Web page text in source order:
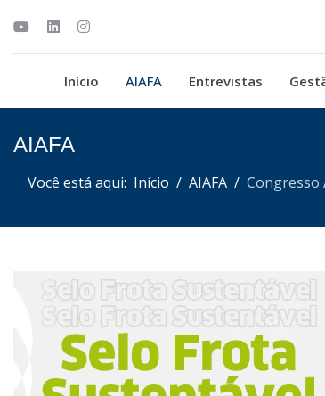
Início AIAFA Entrevistas
AIAFA
Você está aqui: Início AIAFA Congresso